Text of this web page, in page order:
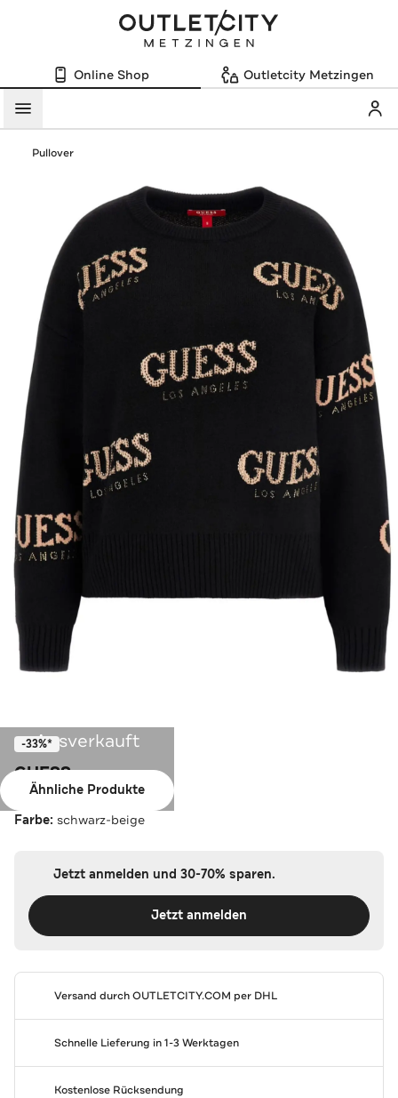
Online Shop Outletcity Metzingen
Menü
Pullover
Ausverkauft
Ähnliche Produkte
-33%*
GUESS
Strickpullover gemustert
Farbe: schwarz-beige
Jetzt anmelden und 30-70% sparen.
Jetzt anmelden
Versand durchOUTLETCITY.COM per DHL
Schnelle Lieferung in 1-3 Werktagen
Kostenlose Rücksendung